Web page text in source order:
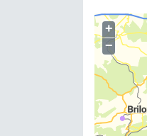
+
−